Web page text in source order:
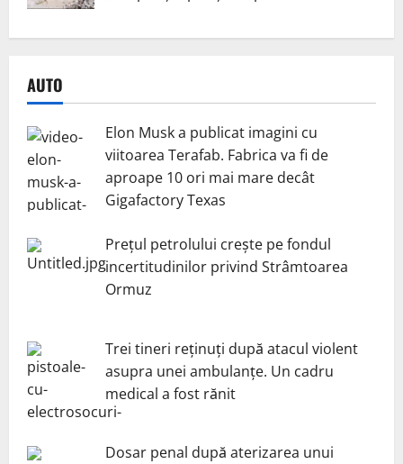
AUTO
Elon Musk a publicat imagini cu
viitoarea Terafab. Fabrica va fi de
aproape 10 ori mai mare decât
Gigafactory Texas
Prețul petrolului crește pe fondul
incertitudinilor privind Strâmtoarea
Ormuz
Trei tineri reținuți după atacul violent
asupra unei ambulanțe. Un cadru
medical a fost rănit
Dosar penal după aterizarea unui